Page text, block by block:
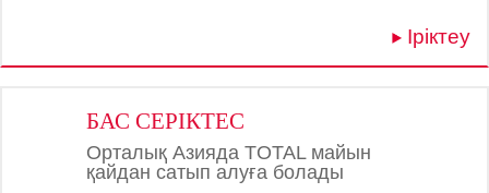
Іріктеу
БАС СЕРІКТЕС
Орталық Азияда TOTAL майын
қайдан сатып алуға болады